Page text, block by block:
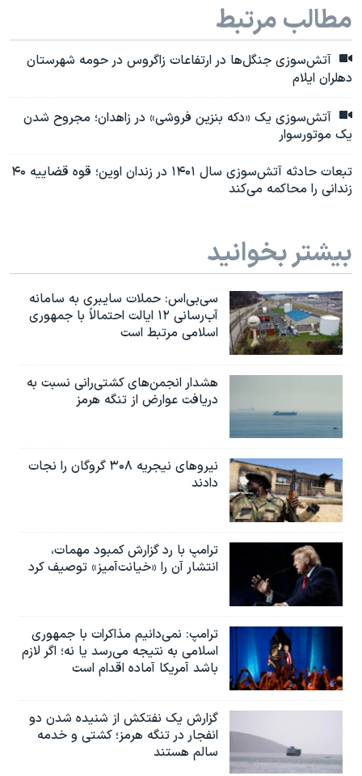
مطالب مرتبط
آتش‌سوزی جنگل‌ها در ارتفاعات زاگروس در حومه شهرستان
دهلران ایلام
آتش‌سوزی یک «دکه بنزین فروشی» در زاهدان؛ مجروح شدن
یک موتورسوار
تبعات حادثه آتش‌سوزی سال ۱۴۰۱ در زندان اوین؛ قوه ‌قضاییه ۴۰
زندانی را محاکمه می‌کند
بیشتر بخوانید
سی‌بی‌اس: حملات سایبری به سامانه
آب‌رسانی ۱۲ ایالت احتمالاً با جمهوری
اسلامی مرتبط است
هشدار انجمن‌های کشتی‌رانی نسبت به
دریافت عوارض از تنگه هرمز
نیروهای نیجریه‌ ۳۰۸ گروگان را نجات
دادند
ترامپ با رد گزارش کمبود مهمات،
انتشار آن را «خیانت‌آمیز» توصیف کرد
ترامپ: نمی‌دانیم مذاکرات با جمهوری
اسلامی به نتیجه می‌رسد یا نه؛ اگر لازم
باشد آمریکا آماده اقدام است
گزارش یک نفتکش از شنیده شدن دو
انفجار در تنگه هرمز؛ کشتی و خدمه
سالم هستند